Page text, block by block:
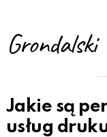
Grondalski
Jakie są
usług